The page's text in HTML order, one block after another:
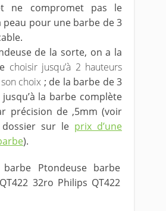
ne compromet pas le
peau pour une barbe de 3
de la sorte, on a la
choisir jusqu’à 2 hauteurs
choix ; de la barbe de 3
la barbe complète
précision de ,5mm (voir
sur le prix d’une
).